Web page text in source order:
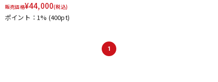
販売価格¥44,000(税込)
ポイント：1% (400pt)
1